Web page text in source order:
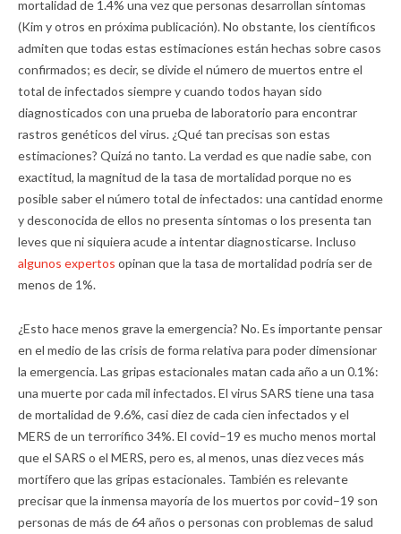
mortalidad de 1.4% una vez que personas desarrollan síntomas
(Kim y otros en próxima publicación). No obstante, los científicos
admiten que todas estas estimaciones están hechas sobre casos
confirmados; es decir, se divide el número de muertos entre el
total de infectados siempre y cuando todos hayan sido
diagnosticados con una prueba de laboratorio para encontrar
rastros genéticos del virus. ¿Qué tan precisas son estas
estimaciones? Quizá no tanto. La verdad es que nadie sabe, con
exactitud, la magnitud de la tasa de mortalidad porque no es
posible saber el número total de infectados: una cantidad enorme
y desconocida de ellos no presenta síntomas o los presenta tan
leves que ni siquiera acude a intentar diagnosticarse. Incluso
algunos expertos opinan que la tasa de mortalidad podría ser de
menos de 1%.
¿Esto hace menos grave la emergencia? No. Es importante pensar
en el medio de las crisis de forma relativa para poder dimensionar
la emergencia. Las gripas estacionales matan cada año a un 0.1%:
una muerte por cada mil infectados. El virus SARS tiene una tasa
de mortalidad de 9.6%, casi diez de cada cien infectados y el
MERS de un terrorífico 34%. El covid–19 es mucho menos mortal
que el SARS o el MERS, pero es, al menos, unas diez veces más
mortífero que las gripas estacionales. También es relevante
precisar que la inmensa mayoría de los muertos por covid–19 son
personas de más de 64 años o personas con problemas de salud